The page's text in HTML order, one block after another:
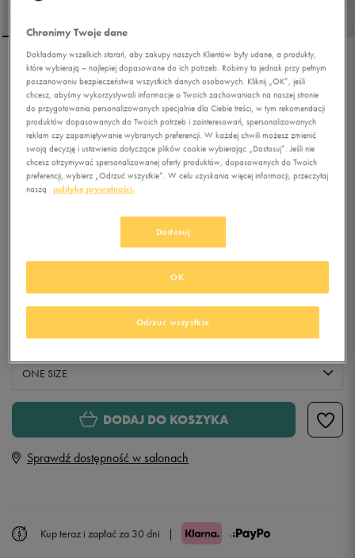
UMBRO CZAPKA UMBRO
ESS BEIGE
5.0 (3
39,99 -75% (cena początkowa)
14,99zł-33%(najniższa cena od momentu wprowadzenia produktu)
9,99złz Vat
Kolor:beżowy
ONE SIZE
ONE SIZE DODAJ DO KOSZYKA
Sprawdź dostępność w salonach
Kup teraz i zapłać za 30 dni |
Chronimy Twoje dane
Dokładamy wszelkich starań, aby zakupy naszych Klientów były udane, a produkty,
które wybierają – najlepiej dopasowane do ich potrzeb. Robimy to jednak przy pełnym
poszanowaniu bezpieczeństwa wszystkich danych osobowych. Kliknij „OK”, jeśli
chcesz, abyśmy wykorzystywali informacje o Twoich zachowaniach na naszej stronie
do przygotowania personalizowanych specjalnie dla Ciebie treści, w tym rekomendacji
produktów dopasowanych do Twoich potrzeb i zainteresowań, spersonalizowanych
reklam czy zapamiętywanie wybranych preferencji. W każdej chwili możesz zmienić
swoją decyzję i ustawienia dotyczące plików cookie wybierając „Dostosuj”. Jeśli nie
chcesz otrzymywać spersonalizowanej oferty produktów, dopasowanych do Twoich
preferencji, wybierz „Odrzuć wszystkie”. W celu uzyskania więcej informacji, przeczytaj
naszą
politykę prywatności.
Dostosuj
Odrzuć wszystkie
OK